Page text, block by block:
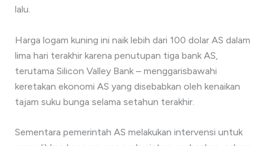
lalu.
Harga logam kuning ini naik lebih dari 100 dolar AS dalam
lima hari terakhir karena penutupan tiga bank AS,
terutama Silicon Valley Bank – menggarisbawahi
keretakan ekonomi AS yang disebabkan oleh kenaikan
tajam suku bunga selama setahun terakhir.
Sementara pemerintah AS melakukan intervensi untuk